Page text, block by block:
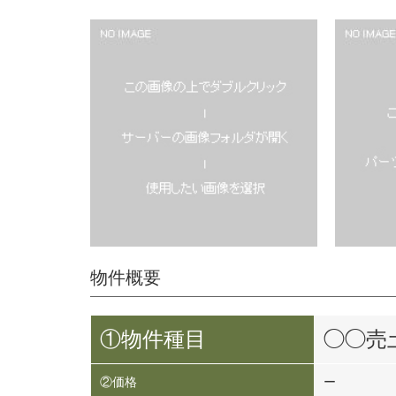
物件概要
①物件種目 ◯◯売
②価格 ー